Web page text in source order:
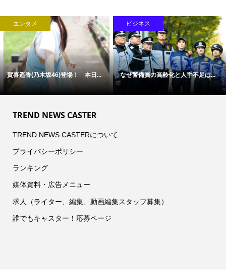
46)登場！ 本日...
ビジネス
なぜ警備員の高齢化と人手不足は...
ビジネス
「病気」から
―...
TREND NEWS CASTER
TREND NEWS CASTERについて
プライバシーポリシー
ランキング
媒体資料・広告メニュー
求人（ライター、編集、動画編集スタッフ募集）
誰でもキャスター！応募ページ